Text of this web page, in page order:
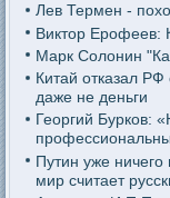
Лев Термен -
Виктор Ерофеев:
Марк Солонин
Китай отказал РФ
даже не деньги
Георгий Бурков:
Путин уже
мир считает